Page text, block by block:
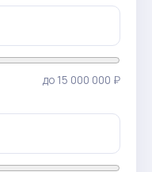
до 15 000 000 ₽